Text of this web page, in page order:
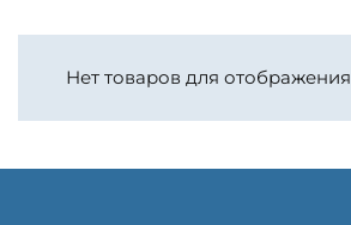
Нет товаров для отображения